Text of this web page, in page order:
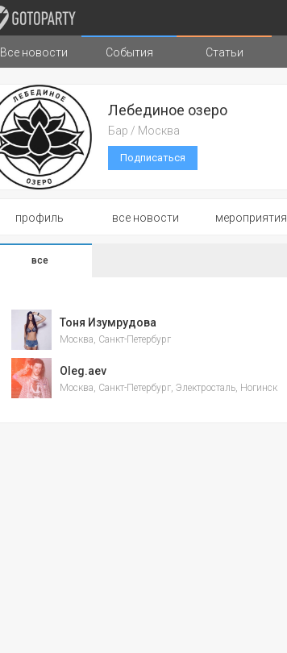
Города Музыка Типы страниц
Все новости События Статьи
Лебединое озеро
Бар / Москва
Подписаться
профиль все новости мероприятия
все
Тоня Изумрудова
Москва, Санкт-Петербург
Oleg.aev
Москва, Санкт-Петербург, Электросталь, Ногинск